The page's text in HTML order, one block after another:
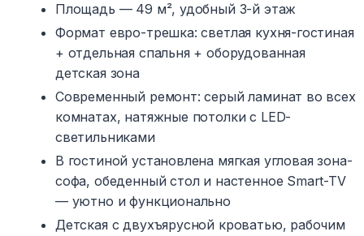
Площадь — 49 м², удобный 3-й этаж
Формат евро-трешка: светлая кухня-гостиная
+ отдельная спальня + оборудованная
детская зона
Современный ремонт: серый ламинат во всех
комнатах, натяжные потолки с LED-
светильниками
В гостиной установлена мягкая угловая зона-
софа, обеденный стол и настенное Smart-TV
— уютно и функционально
Детская с двухъярусной кроватью, рабочим